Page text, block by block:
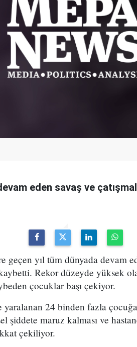
eden savaş ve
yıl tüm dünyada devam
Rekor düzeyde yüksek
çocuklar başı çekiyor.
24 binden fazla
şiddete maruz kalması ve
çekiliyor.